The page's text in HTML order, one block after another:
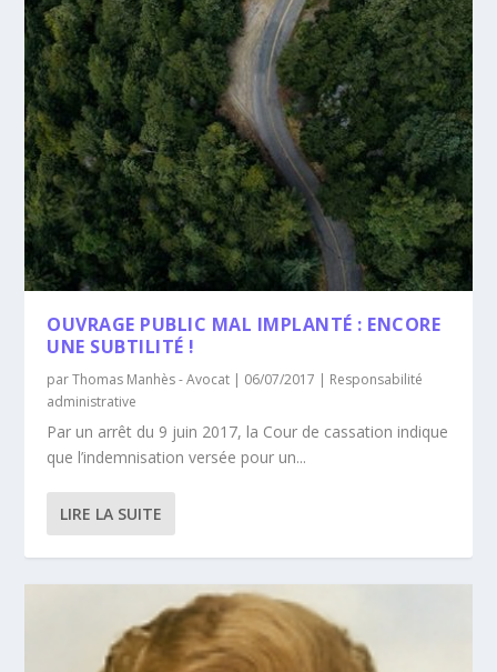
OUVRAGE PUBLIC MAL IMPLANTÉ : ENCORE
UNE SUBTILITÉ !
parThomas Manhès - Avocat | 06/07/2017 | Responsabilité
administrative
Par un arrêt du 9 juin 2017, la Cour de cassation indique
que l’indemnisation versée pour un...
LIRE LA SUITE